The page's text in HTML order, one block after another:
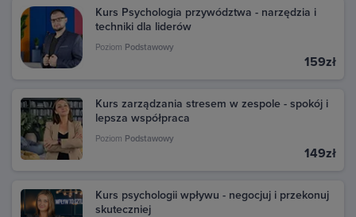
Kurs Psychologia przywództwa - narzędzia i
techniki dla liderów
Poziom Podstawowy
159zł
Kurs zarządzania stresem w zespole - spokój i
lepsza współpraca
Poziom Podstawowy
149zł
Kurs psychologii wpływu - negocjuj i przekonuj
skuteczniej